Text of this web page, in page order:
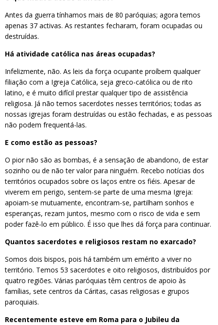
Antes da guerra tínhamos mais de 80 paróquias; agora temos
apenas 37 activas. As restantes fecharam, foram ocupadas ou
destruídas.
Há atividade católica nas áreas ocupadas?
Infelizmente, não. As leis da força ocupante proíbem qualquer
filiação com a Igreja Católica, seja greco-católica ou de rito
latino, e é muito difícil prestar qualquer tipo de assistência
religiosa. Já não temos sacerdotes nesses territórios; todas as
nossas igrejas foram destruídas ou estão fechadas, e as pessoas
não podem frequentá-las.
E como estão as pessoas?
O pior não são as bombas, é a sensação de abandono, de estar
sozinho ou de não ter valor para ninguém. Recebo notícias dos
territórios ocupados sobre os laços entre os fiéis. Apesar de
viverem em perigo, sentem-se parte de uma mesma Igreja:
apoiam-se mutuamente, encontram-se, partilham sonhos e
esperanças, rezam juntos, mesmo com o risco de vida e sem
poder fazê-lo em público. É isso que lhes dá força para continuar.
Quantos sacerdotes e religiosos restam no exarcado?
Somos dois bispos, pois há também um emérito a viver no
território. Temos 53 sacerdotes e oito religiosos, distribuídos por
quatro regiões. Várias paróquias têm centros de apoio às
famílias, sete centros da Cáritas, casas religiosas e grupos
paroquiais.
Recentemente esteve em Roma para o Jubileu da